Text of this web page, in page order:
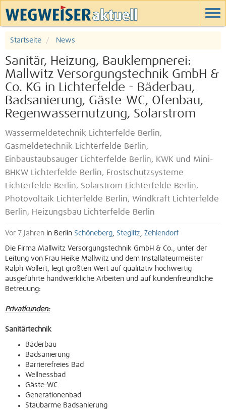
Startseite News
Sanitär, Heizung, Bauklempnerei:
Mallwitz Versorgungstechnik GmbH &
Co. KG in Lichterfelde - Bäderbau,
Badsanierung, Gäste-WC, Ofenbau,
Regenwassernutzung, Solarstrom
Wassermeldetechnik Lichterfelde Berlin,
Gasmeldetechnik Lichterfelde Berlin,
Einbaustaubsauger Lichterfelde Berlin, KWK und Mini-
BHKW Lichterfelde Berlin, Frostschutzsysteme
Lichterfelde Berlin, Solarstrom Lichterfelde Berlin,
Photovoltaik Lichterfelde Berlin, Windkraft Lichterfelde
Berlin, Heizungsbau Lichterfelde Berlin
Vor 7 Jahren in Berlin Schöneberg, Steglitz, Zehlendorf
Die Firma Mallwitz Versorgungstechnik GmbH & Co., unter der
Leitung von Frau Heike Mallwitz und dem Installateurmeister
Ralph Wollert, legt größten Wert auf qualitativ hochwertig
ausgeführte handwerkliche Arbeiten und auf kundenfreundliche
Betreuung:
Privatkunden:
Sanitärtechnik
Bäderbau
Badsanierung
Barrierefreies Bad
Wellnessbad
Gäste-WC
Generationenbad
Staubarme Badsanierung